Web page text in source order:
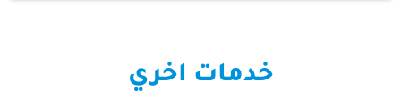
خدمات اخري